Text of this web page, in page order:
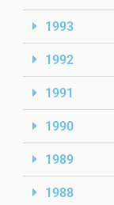
1993
1992
1991
1990
1989
1988